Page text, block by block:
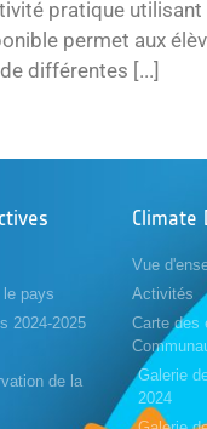
pratique
permet aux
différentes [...]
le pays
2024-2025
de la
Climate
Vue
Activités
Carte des
Galerie
2024